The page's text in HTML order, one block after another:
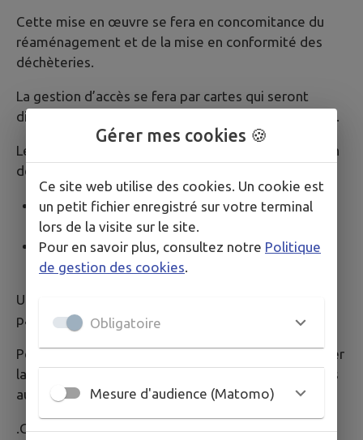
Cette mise en œuvre se fera en concomitance du
réaménagement et de la mise en conformité des
déchèteries.
La gestion d’accès se fera par cartes qui seront
distribuées sur demande aux habitants du territoire.
Les usagers peuvent faire leur demande de création
de carte :
par internet, en cliquant sur le lien
https://melloisenpoitou.ecocito.com/Usager
en appelant la direction de la prévention et
gestion des déchets au 05.49.27.56.79.
Une fois les cartes créées, elles seront transmises
par courrier.
Pour tous renseignements, n’hésitez pas à contacter
la direction de la prévention et gestion des déchets
au 05.49.27.56.79
.Guide des déchetterie :https://files.appli-
Gérer mes cookies 🍪
Ce site web utilise des cookies. Un cookie est
un petit fichier enregistré sur votre terminal
lors de la visite sur le site.
Pour en savoir plus, consultez notre Politique
de gestion des cookies.
Obligatoire
Mesure d'audience (Matomo)